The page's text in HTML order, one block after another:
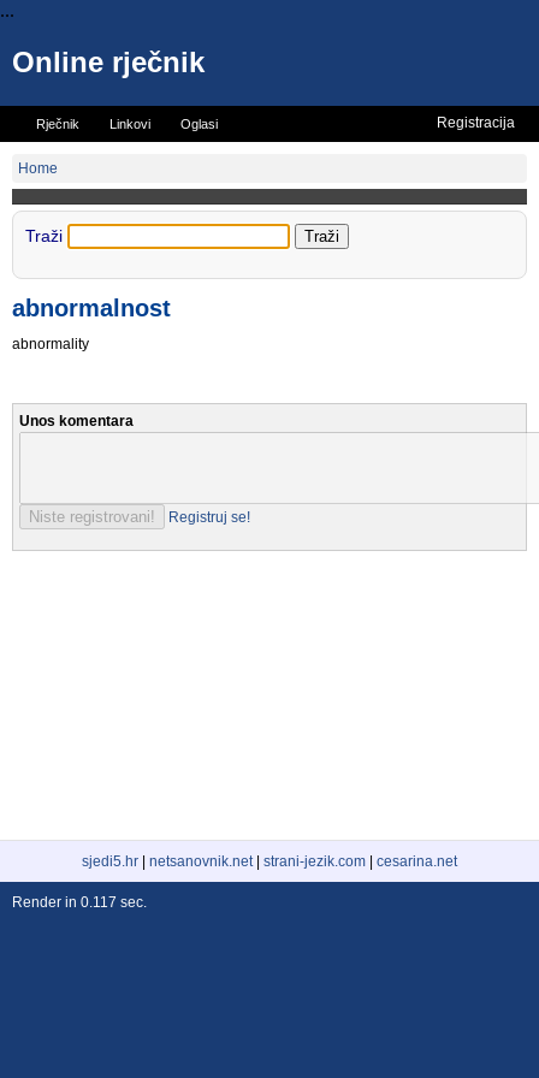
...
Online rječnik
Rječnik Linkovi Oglasi Registracija
Home
Traži
abnormalnost
abnormality
Unos komentara
Registruj se!
sjedi5.hr netsanovnik.net| strani-jezik.com cesarina.net
Render in 0.117 sec.